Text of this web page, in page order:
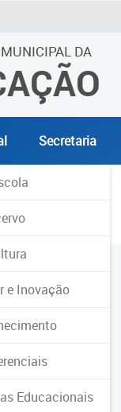
DA
Secretaria
e Inovação
Educacionais